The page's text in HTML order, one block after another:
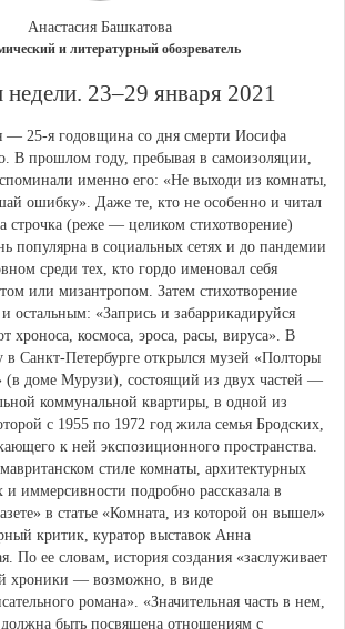
Анастасия Башкатова
и литературный обозреватель
23–29 января 2021
— 25-я годовщина со дня смерти Иосифа
В прошлом году, пребывая в самоизоляции,
именно его: «Не выходи из комнаты,
ошибку». Даже те, кто не особенно и читал
строчка (реже — целиком стихотворение)
популярна в социальных сетях и до пандемии
среди тех, кто гордо именовал себя
или мизантропом. Затем стихотворение
остальным: «Запрись и забаррикадируйся
хроноса, космоса, эроса, расы, вируса». В
в Санкт-Петербурге открылся музей «Полторы
(в доме Мурузи), состоящий из двух частей —
коммунальной квартиры, в одной из
с 1955 по 1972 год жила семья Бродских,
к ней экспозиционного пространства.
стиле комнаты, архитектурных
и иммерсивности подробно рассказала в
в статье «Комната, из которой он вышел»
критик, куратор выставок Анна
По ее словам, история создания «заслуживает
хроники — возможно, в виде
романа». «Значительная часть в нем,
быть посвящена отношениям с